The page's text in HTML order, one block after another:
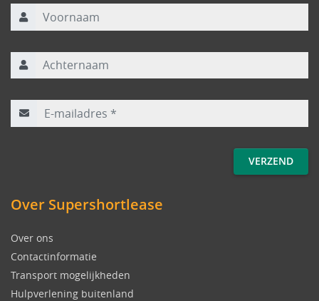
Over Supershortlease
Over ons
Contactinformatie
Transport mogelijkheden
Hulpverlening buitenland